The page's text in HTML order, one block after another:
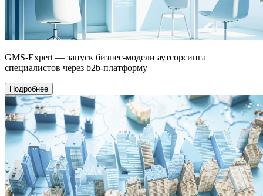
GMS-Expert — запуск бизнес-модели аутсорсинга
специалистов через b2b-платформу
Подробнее